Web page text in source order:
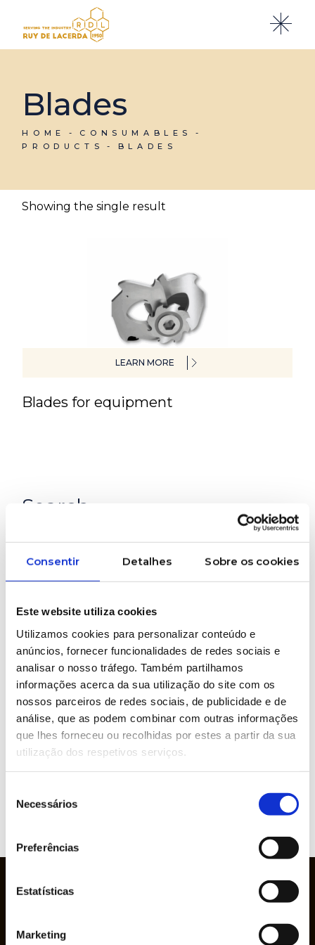
Consentir Detalhes Sobre os cookies
Este website utiliza cookies
Utilizamos cookies para personalizar conteúdo e
anúncios, fornecer funcionalidades de redes sociais e
analisar o nosso tráfego. Também partilhamos
informações acerca da sua utilização do site com os
nossos parceiros de redes sociais, de publicidade e de
análise, que as podem combinar com outras informações
que lhes forneceu ou recolhidas por estes a partir da sua
utilização dos respetivos serviços.
Necessários
Preferências
Estatísticas
Marketing
content
Blades
HOME
CONSUMABLES
PRODUCTS
BLADES
Showing the single result
LEARN MORE
Blades for equipment
Search
Categories
» Industrial Installation and Maintenance
» Circular Economy
» Graphic Industry
» Plastic and Rubber Industry